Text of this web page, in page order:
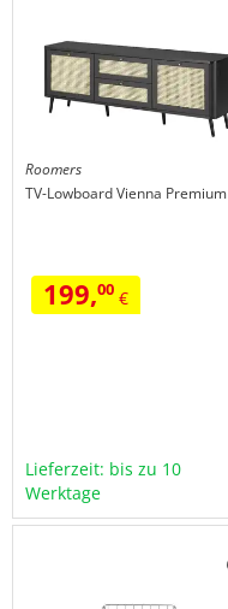
Roomers
TV-LowboardVienna Premium
199,00 €
Lieferzeit: bis zu 10
Werktage